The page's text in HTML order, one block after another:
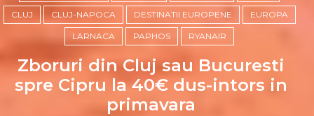
CLUJ CLUJ-NAPOCA DESTINATII EUROPENE EUROPA
LARNACA PAPHOS RYANAIR
Zboruri din Cluj sau Bucuresti
spre Cipru la 40€ dus-intors in
primavara